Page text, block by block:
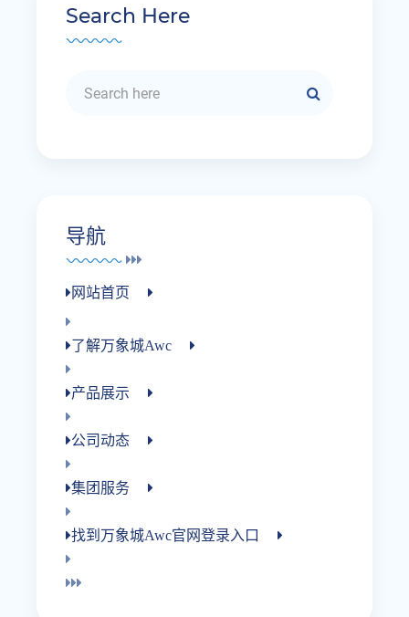
Search Here
导航
网站首页
了解万象城awc
产品展示
公司动态
集团服务
找到万象城awc官网登录入口